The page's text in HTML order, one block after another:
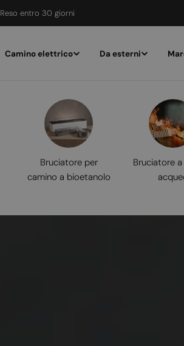
Reso entro 30 giorni
Camino elettrico Da esterni
Bruciatore per
camino a bioetanolo
Bruciatore